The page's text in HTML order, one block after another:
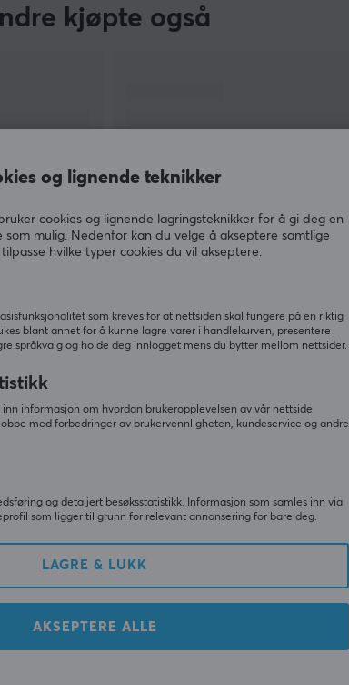
kjøpte også
VIS MER
Andre så også
og lignende teknikker
cookies og lignende lagringsteknikker for å gi deg en
som mulig. Nedenfor kan du velge å akseptere samtlige
hvilke typer cookies du vil akseptere.
som kreves for at nettsiden skal fungere på en riktig
blant annet for å kunne lagre varer i handlekurven, presentere
språkvalg og holde deg innlogget mens du bytter mellom nettsider.
inn informasjon om hvordan brukeropplevelsen av vår nettside
med forbedringer av brukervennligheten, kundeservice og andre
og detaljert besøksstatistikk. Informasjon som samles inn via
som ligger til grunn for relevant annonsering for bare deg.
LAGRE & LUKK
AKSEPTERE ALLE